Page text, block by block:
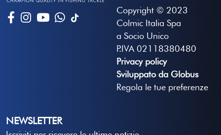
Copyright © 2023
Colmic Italia Spa
a Socio Unico
P.IVA 02118380480
Privacy policy
Sviluppato da Globus
Regola le tue preferenze
NEWSLETTER